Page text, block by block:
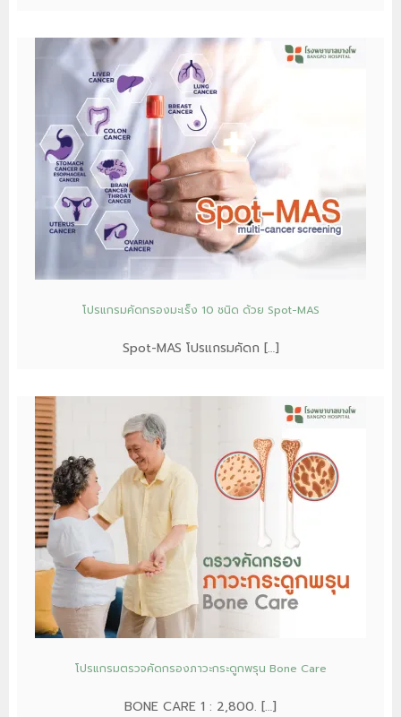
โปรแกรมคัดกรองมะเร็ง 10 ชนิด ด้วย Spot-MAS
Spot-MAS โปรแกรมคัดก […]
โปรแกรมตรวจคัดกรองภาวะกระดูกพรุน Bone Care
BONE CARE 1 : 2,800. […]